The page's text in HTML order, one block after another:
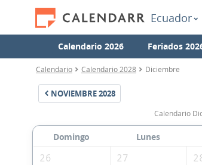
Ecuador
Calendario 2026 Feriados
Calendario Calendario 2028 Diciembre
NOVIEMBRE2028
Calendario
Domingo Lunes
26
27